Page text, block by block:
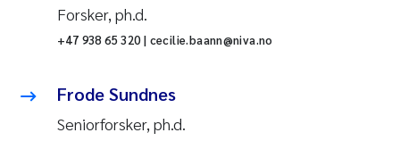
Forsker, ph.d.
+47 938 65 320 | cecilie.baann@niva.no
Frode Sundnes
Seniorforsker, ph.d.